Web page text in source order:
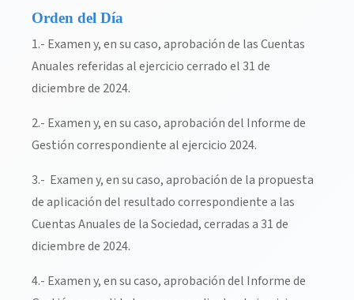
Orden del Día
1.- Examen y, en su caso, aprobación de las Cuentas
Anuales referidas al ejercicio cerrado el 31 de
diciembre de 2024.
2.- Examen y, en su caso, aprobación del Informe de
Gestión correspondiente al ejercicio 2024.
3.- Examen y, en su caso, aprobación de la propuesta
de aplicación del resultado correspondiente a las
Cuentas Anuales de la Sociedad, cerradas a 31 de
diciembre de 2024.
4.- Examen y, en su caso, aprobación del Informe de